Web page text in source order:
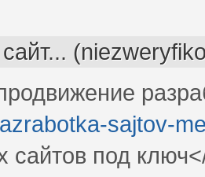
сайт...
sajtov-
сайтов под